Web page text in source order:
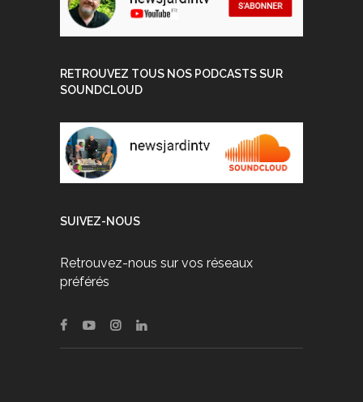
RETROUVEZ TOUS NOS PODCASTS SUR
SOUNDCLOUD
SUIVEZ-NOUS
Retrouvez-nous sur vos réseaux
préférés